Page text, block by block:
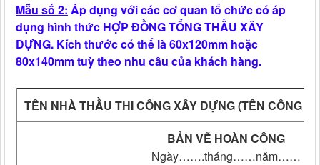
Mẫu số 2: Áp dụng với các cơ quan tổ chức có áp
dụng hình thức HỢP ĐỒNG TỔNG THẦU XÂY
DỰNG. Kích thước có thể là 60x120mm hoặc
80x140mm tuỳ theo nhu cầu của khách hàng.
TÊN NHÀ THẦU THI CÔNG XÂY DỰNG (TÊN CÔNG
BẢN VẼ HOÀN CÔNG
Ngày…….tháng……năm……